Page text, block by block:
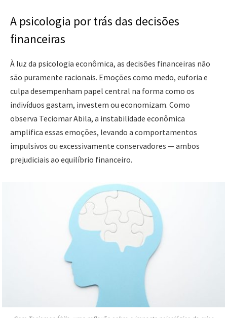
A psicologia por trás das decisões
financeiras
À luz da psicologia econômica, as decisões financeiras não
são puramente racionais. Emoções como medo, euforia e
culpa desempenham papel central na forma como os
indivíduos gastam, investem ou economizam. Como
observa Teciomar Abila, a instabilidade econômica
amplifica essas emoções, levando a comportamentos
impulsivos ou excessivamente conservadores — ambos
prejudiciais ao equilíbrio financeiro.